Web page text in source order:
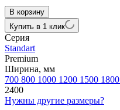
В корзину
Купить в 1 клик
Серия
Standart
Premium
Ширина, мм
700 800 1000 1200 1500 1800
2400
Нужны другие размеры?